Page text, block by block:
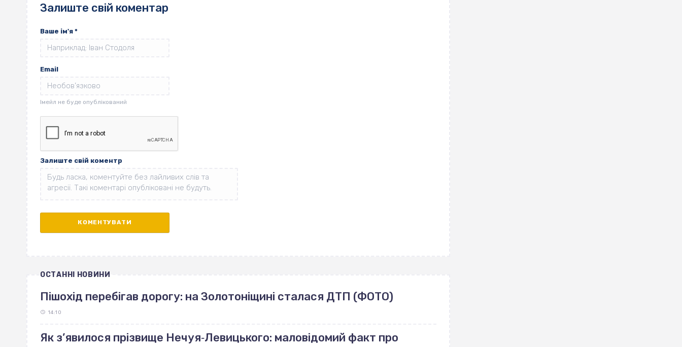
Залиште свій коментар
Ваше ім'я *
Email
Залиште свій коментр
ОСТАННІ НОВИНИ
Пішохід перебігав дорогу: на Золотоніщині сталася ДТП (ФОТО)
14:10
Як з’явилося прізвище Нечуя‐Левицького: маловідомий факт про